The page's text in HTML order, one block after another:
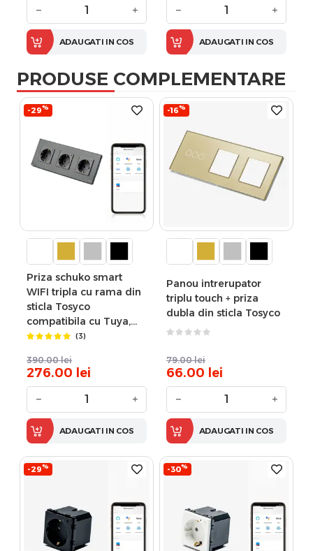
− +
ADAUGATI IN COS
− +
ADAUGATI IN COS
PRODUSE COMPLEMENTARE
-29%
Priza schuko smart
WIFI tripla cu rama din
sticla Tosyco
compatibila cu Tuya,
Google Home, Amazon
(3)
390.00 lei
276.00 lei
− +
ADAUGATI IN COS
-16%
Panou intrerupator
triplu touch + priza
dubla din sticla Tosyco
79.00 lei
66.00 lei
− +
ADAUGATI IN COS
-29% -30%